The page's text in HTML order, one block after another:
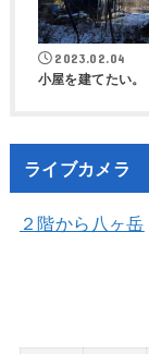
2023.02.04
小屋を建てたい。
ライブカメラ
２階から八ヶ岳